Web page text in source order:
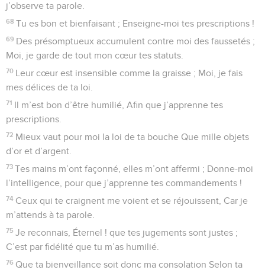
j’observe ta parole.
68 Tu es bon et bienfaisant ; Enseigne-moi tes prescriptions !
69 Des présomptueux accumulent contre moi des faussetés ;
Moi, je garde de tout mon cœur tes statuts.
70 Leur cœur est insensible comme la graisse ; Moi, je fais
mes délices de ta loi.
71 Il m’est bon d’être humilié, Afin que j’apprenne tes
prescriptions.
72 Mieux vaut pour moi la loi de ta bouche Que mille objets
d’or et d’argent.
73 Tes mains m’ont façonné, elles m’ont affermi ; Donne-moi
l’intelligence, pour que j’apprenne tes commandements !
74 Ceux qui te craignent me voient et se réjouissent, Car je
m’attends à ta parole.
75 Je reconnais, Éternel ! que tes jugements sont justes ;
C’est par fidélité que tu m’as humilié.
76 Que ta bienveillance soit donc ma consolation Selon ta